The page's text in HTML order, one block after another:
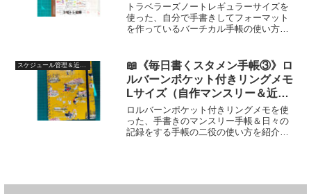
トラベラーズノートレギュラーサイズを
使った、自分で手書きしてフォーマット
を作っているバーチカル手帳の使い方を
UPに繋がるならなおよし！と、ルールは
ほとんどないけれど、主婦のモチベーシ
ョンを上げられるバーチカル手帳の書き
方を紹介しています。
📖《毎日書くスタメン手帳③》ロ
ルバーンポケット付きリングメモ
Lサイズ（自作マンスリー＆近況
記録）
ロルバーンポケット付きリングメモを使
った、手書きのマンスリー手帳＆日々の
記録をする手帳の二役の使い方を紹介し